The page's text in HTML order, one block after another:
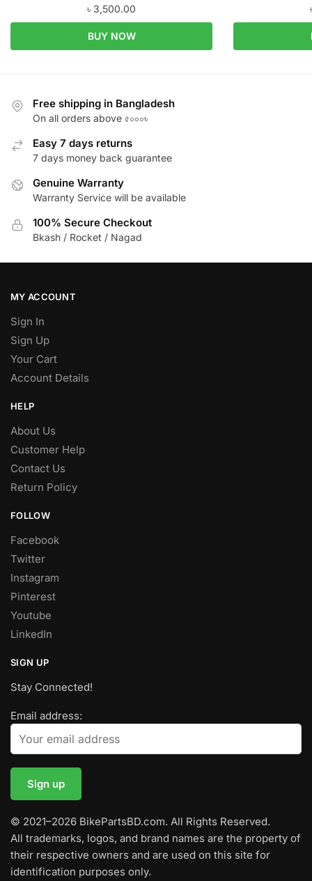
৳ 3,500.00
BUY NOW
Free shipping in Bangladesh
On all orders above ৫০০০৳
Easy 7 days returns
7 days money back guarantee
Genuine Warranty
Warranty Service will be available
100% Secure Checkout
Bkash / Rocket / Nagad
MY ACCOUNT
Sign In
Sign Up
Your Cart
Account Details
HELP
About Us
Customer Help
Contact Us
Return Policy
FOLLOW
Facebook
Twitter
Instagram
Pinterest
Youtube
LinkedIn
SIGN UP
Stay Connected!
Email address:
© 2021–2026 BikePartsBD.com. All Rights Reserved.
All trademarks, logos, and brand names are the property of
their respective owners and are used on this site for
identification purposes only.